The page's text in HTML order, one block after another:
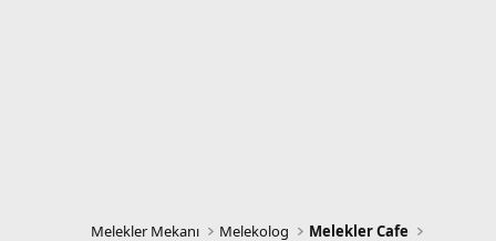
Melekler Mekanı Melekolog Melekler Cafe